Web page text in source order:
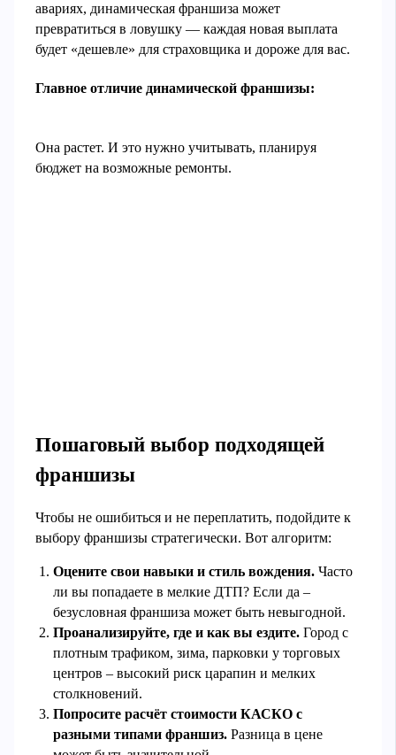
авариях, динамическая франшиза может
превратиться в ловушку — каждая новая выплата
будет «дешевле» для страховщика и дороже для вас.
Главное отличие динамической франшизы:
Она растет. И это нужно учитывать, планируя
бюджет на возможные ремонты.
Пошаговый выбор подходящей
франшизы
Чтобы не ошибиться и не переплатить, подойдите к
выбору франшизы стратегически. Вот алгоритм:
Оцените свои навыки и стиль вождения. Часто
ли вы попадаете в мелкие ДТП? Если да –
безусловная франшиза может быть невыгодной.
Проанализируйте, где и как вы ездите. Город с
плотным трафиком, зима, парковки у торговых
центров – высокий риск царапин и мелких
столкновений.
Попросите расчёт стоимости КАСКО с
разными типами франшиз. Разница в цене